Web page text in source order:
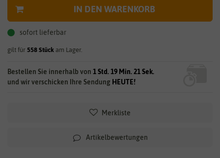
IN DEN WARENKORB
sofort lieferbar
gilt für 558 Stück am Lager.
Bestellen Sie innerhalb von 1 Std. 19 Min. 20 Sek.
und wir verschicken Ihre Sendung HEUTE!
Merkliste
Artikelbewertungen